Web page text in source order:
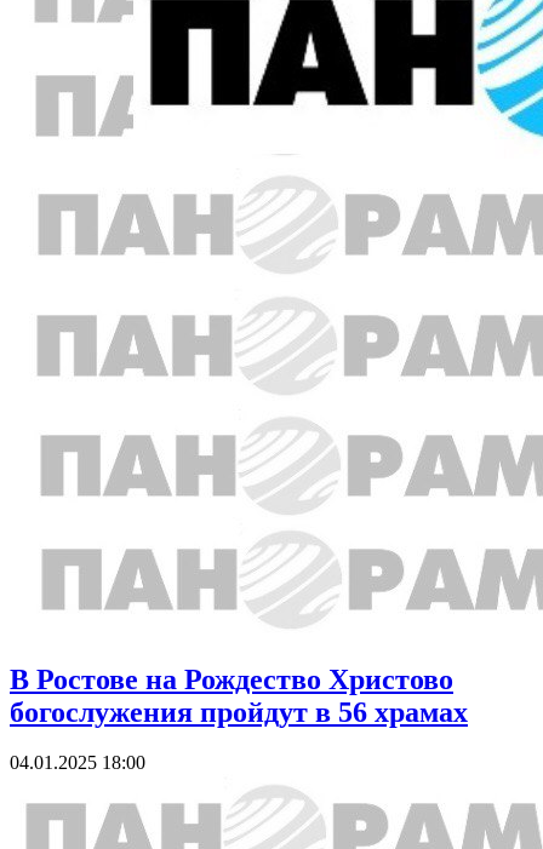
В Ростове на Рождество Христово
богослужения пройдут в 56 храмах
04.01.2025 18:00